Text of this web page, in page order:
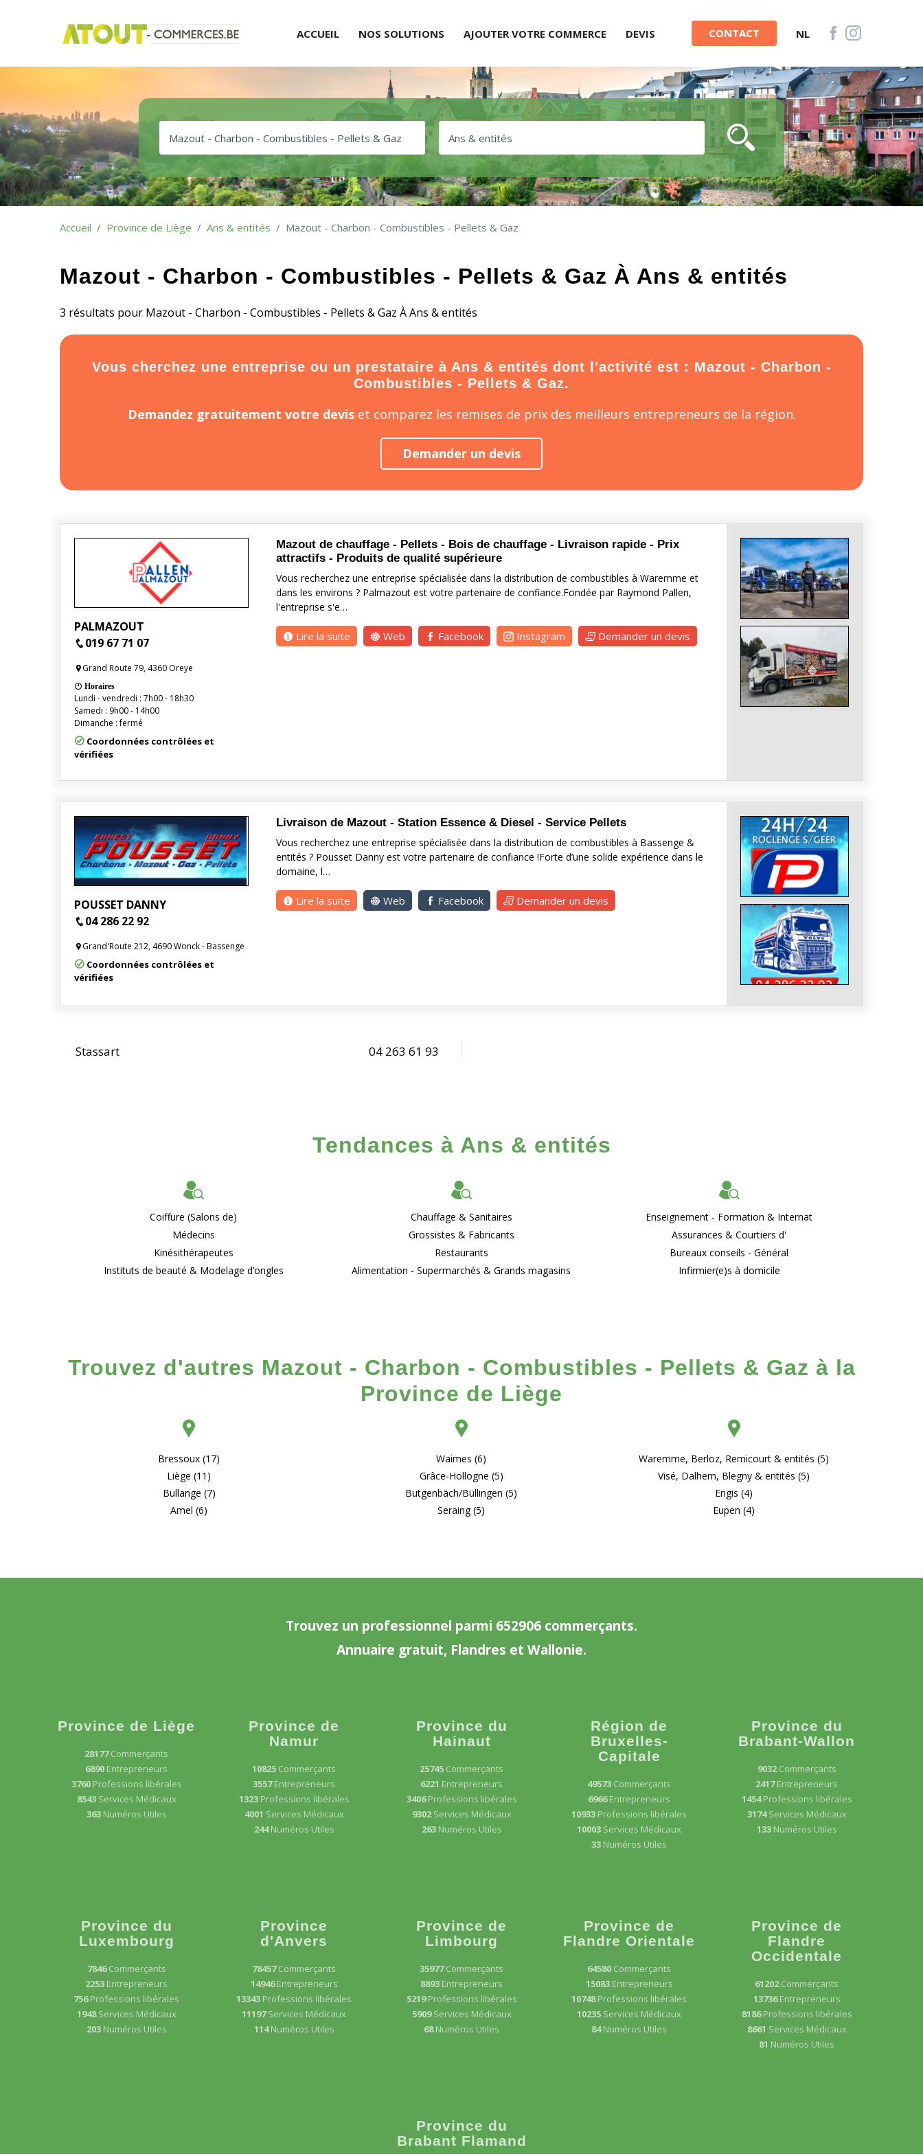
ACCUEIL NOS SOLUTIONS AJOUTER VOTRE COMMERCE DEVIS CONTACT NL
Accueil Province de Liège Ans & entités Mazout - Charbon - Combustibles - Pellets & Gaz
Mazout - Charbon - Combustibles - Pellets & Gaz À Ans & entités
3 résultats pour Mazout - Charbon - Combustibles - Pellets & Gaz À Ans & entités
Vous cherchez une entreprise ou un prestataire à Ans & entités dont l'activité est : Mazout - Charbon -
Combustibles - Pellets & Gaz.
Demandez gratuitement votre deviset comparez les remises de prix des meilleurs entrepreneurs de la région.
Demander un devis
PALMAZOUT
019 67 71 07
Grand Route 79, 4360 Oreye
Horaires
Lundi - vendredi : 7h00 - 18h30
Samedi : 9h00 - 14h00
Dimanche : fermé
Coordonnées contrôlées et
vérifiées
Mazout de chauffage - Pellets - Bois de chauffage - Livraison rapide - Prix
attractifs - Produits de qualité supérieure
Vous recherchez une entreprise spécialisée dans la distribution de combustibles à Waremme et
dans les environs ? Palmazout est votre partenaire de confiance.Fondée par Raymond Pallen,
l'entreprise s'e…
Lire la suite Web Facebook Instagram Demander un devis
POUSSET DANNY
04 286 22 92
Grand'Route 212, 4690 Wonck - Bassenge
Coordonnées contrôlées et
vérifiées
Livraison de Mazout - Station Essence & Diesel - Service Pellets
Vous recherchez une entreprise spécialisée dans la distribution de combustibles à Bassenge &
entités ? Pousset Danny est votre partenaire de confiance !Forte d’une solide expérience dans le
domaine, l…
Lire la suite Web Facebook Demander un devis
Stassart 04 263 61 93
Tendances à Ans & entités
Coiffure (Salons de)
Médecins
Kinésithérapeutes
Instituts de beauté & Modelage d’ongles
Chauffage & Sanitaires
Grossistes & Fabricants
Restaurants
Alimentation - Supermarchés & Grands magasins
Enseignement - Formation & Internat
Assurances & Courtiers d'
Bureaux conseils - Général
Infirmier(e)s à domicile
Trouvez d'autres Mazout - Charbon - Combustibles - Pellets & Gaz à la
Province de Liège
Bressoux (17)
Liège (11)
Bullange (7)
Amel (6)
Waimes (6)
Grâce-Hollogne (5)
Butgenbäch/Büllingen (5)
Seraing (5)
Waremme, Berloz, Remicourt & entités (5)
Visé, Dalhem, Blegny & entités (5)
Engis (4)
Eupen (4)
Trouvez un professionnel parmi 652906 commerçants.
Annuaire gratuit, Flandres et Wallonie.
Province de Liège
28177Commerçants
6890 Entrepreneurs
3760 Professions libérales
8543 Services Médicaux
363 Numéros Utiles
Province de
Namur
10825 Commerçants
3557Entrepreneurs
1323 Professions libérales
4001 Services Médicaux
244Numéros Utiles
Province du
Hainaut
25745 Commerçants
6221 Entrepreneurs
3406Professions libérales
9302Services Médicaux
263 Numéros Utiles
Région de
Bruxelles-
Capitale
49573 Commerçants
6966Entrepreneurs
10933 Professions libérales
10003 Services Médicaux
33 Numéros Utiles
Province du
Brabant-Wallon
9032Commerçants
2417Entrepreneurs
1454Professions libérales
3174Services Médicaux
133 Numéros Utiles
Province du
Luxembourg
7846Commerçants
2253 Entrepreneurs
756Professions libérales
1948Services Médicaux
203 Numéros Utiles
Province
d'Anvers
78457Commerçants
14946Entrepreneurs
13343 Professions libérales
11197Services Médicaux
114Numéros Utiles
Province de
Limbourg
35977Commerçants
8893 Entrepreneurs
5219Professions libérales
5909Services Médicaux
68Numéros Utiles
Province de
Flandre Orientale
64580 Commerçants
15083 Entrepreneurs
10748Professions libérales
10235 Services Médicaux
84Numéros Utiles
Province de
Flandre
Occidentale
61202Commerçants
13736Entrepreneurs
8186Professions libérales
8661 Services Médicaux
81 Numéros Utiles
Province du
Brabant Flamand